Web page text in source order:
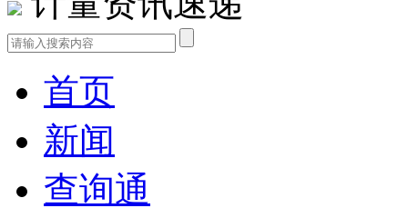
首页
新闻
查询通